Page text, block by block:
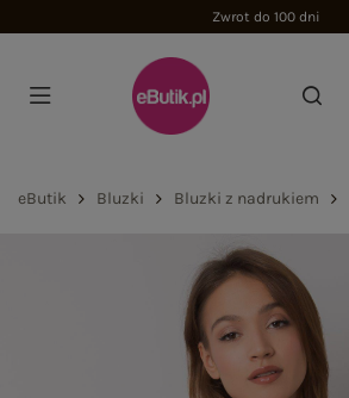
eButik Bluzki Bluzki z nadrukiem